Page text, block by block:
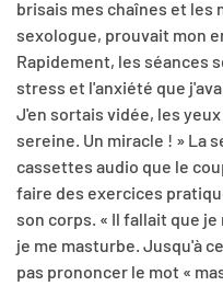
brisais mes chaînes et les
sexologue, prouvait mon
Rapidement, les séances
stress et l'anxiété que
J'en sortais vidée, les
sereine. Un miracle ! » La
cassettes audio que le
faire des exercices
son corps. « Il fallait que
je me masturbe. Jusqu'à
pas prononcer le mot «